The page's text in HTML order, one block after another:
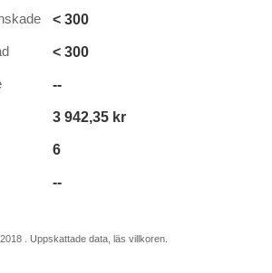
< 300
< 300
--
3 942,35 kr
6
--
. Uppskattade data, läs villkoren.